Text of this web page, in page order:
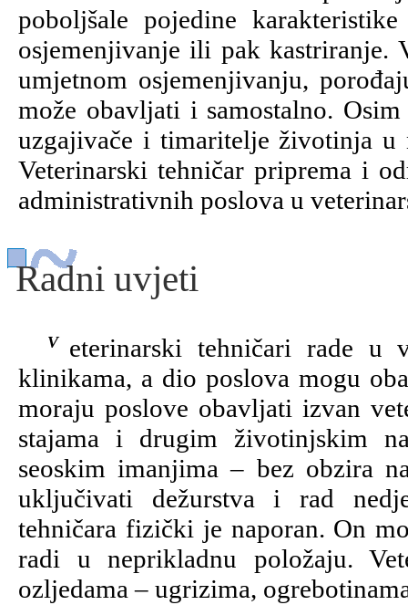
poboljšale pojedine
osjemenjivanje ili pak kastriranje.
umjetnom osjemenjivanju,
može obavljati i samostalno.
uzgajivače i timaritelje životinja
Veterinarski tehničar priprema i
administrativnih poslova u
Radni uvjeti
Veterinarski tehničari rade u veterinarskim ambulantama, veterinarskim
klinikama, a dio poslova mogu
moraju poslove obavljati izvan
stajama i drugim životinjskim
seoskim imanjima – bez obzira
uključivati dežurstva i rad
tehničara fizički je naporan. On
radi u neprikladnu položaju.
ozljedama – ugrizima,